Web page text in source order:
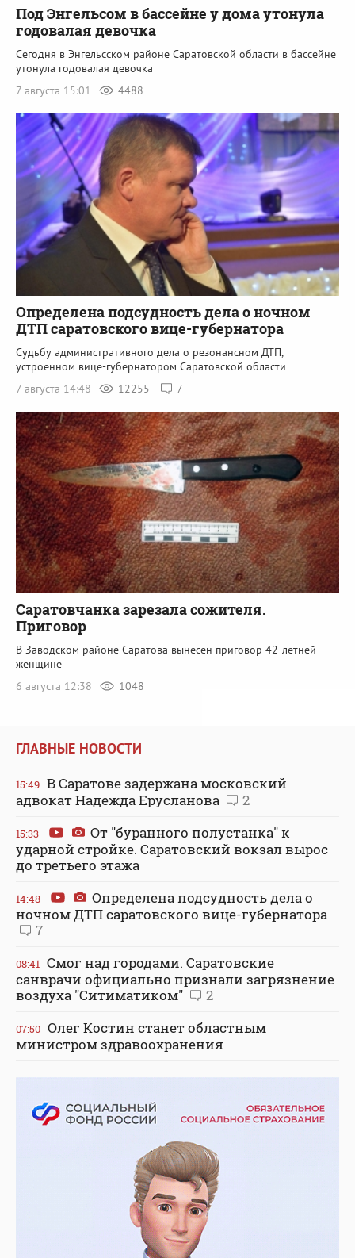
Под Энгельсом в бассейне у дома утонула
годовалая девочка
Сегодня в Энгельсском районе Саратовской области в бассейне
утонула годовалая девочка
7 августа 15:01
4488
Определена подсудность дела о ночном
ДТП саратовского вице-губернатора
Судьбу административного дела о резонансном ДТП,
устроенном вице-губернатором Саратовской области
7 августа 14:48
12255 7
Саратовчанка зарезала сожителя.
Приговор
В Заводском районе Саратова вынесен приговор 42-летней
женщине
6 августа 12:38
1048
ГЛАВНЫЕ НОВОСТИ
15:49 В Саратове задержана московский
адвокат Надежда Ерусланова
2
15:33
От "буранного полустанка" к
ударной стройке. Саратовский вокзал вырос
до третьего этажа
14:48
Определена подсудность дела о
ночном ДТП саратовского вице-губернатора
7
08:41 Смог над городами. Саратовские
санврачи официально признали загрязнение
воздуха "Ситиматиком"
2
07:50 Олег Костин станет областным
министром здравоохранения